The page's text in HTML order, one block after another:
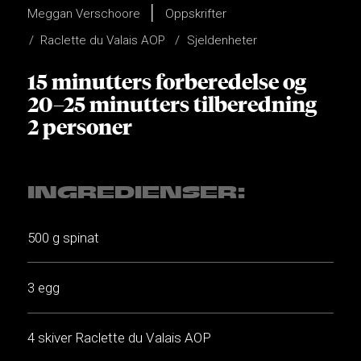
Meggan Verschoore
Oppskrifter
Raclette du Valais AOP
Sjeldenheter
15 minutters forberedelse og
20–25 minutters tilberedning
2 personer
INGREDIENSER:
500 g spinat
3 egg
4 skiver Raclette du Valais AOP